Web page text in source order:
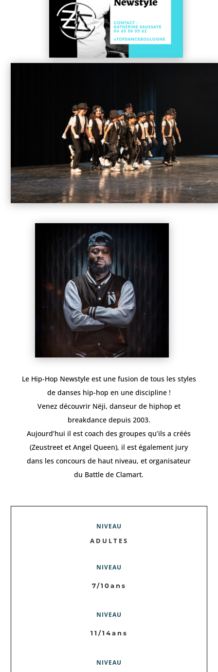
Le Hip-Hop Newstyle est une fusion de tous les styles
de danses hip-hop en une discipline !
Venez découvrir Nëji, danseur de hiphop et
breakdance depuis 2003.
Aujourd’hui il est coach des groupes qu’ils a créés
(Zeustreet et Angel Queen), il est également jury
dans les concours de haut niveau, et organisateur
du Battle de Clamart.
NIVEAU
ADULTES
NIVEAU
7/10ans
NIVEAU
11/14ans
NIVEAU